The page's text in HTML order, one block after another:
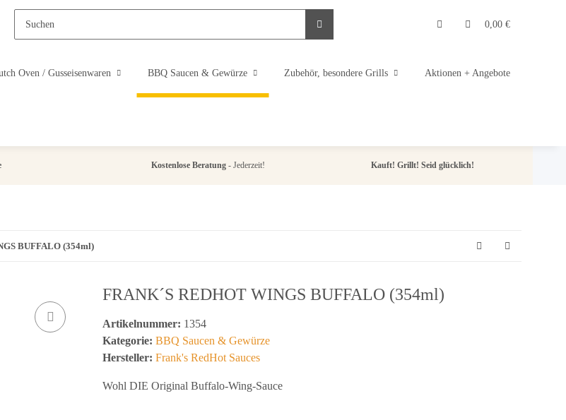
0,00 €
Oven / Gusseisenwaren BBQ Saucen & Gewürze Zubehör, besondere Grills Aktionen + Angebote
Kostenlose Beratung- Jederzeit! Kauft! Grillt! Seid glücklich!
BUFFALO (354ml)
FRANK´S REDHOT WINGS BUFFALO (354ml)
Artikelnummer: 1354
Kategorie: BBQ Saucen & Gewürze
Hersteller: Frank's RedHot Sauces
Wohl DIE Original Buffalo-Wing-Sauce